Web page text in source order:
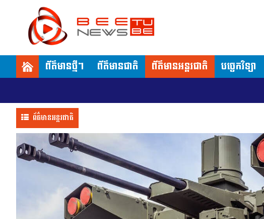
ព័ត៌មានថ្មីៗ ព័ត៌មានជាតិ ព័ត៌មានអន្តរជាតិ បច្ចេកវិទ្យា
ព័ត៌មានអន្តរជាតិ